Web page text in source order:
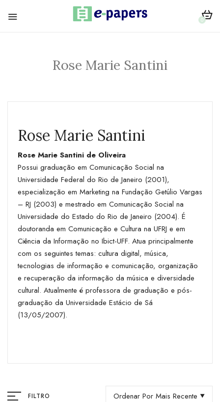
0
Rose Marie Santini
Rose Marie Santini
Rose Marie Santini de Oliveira
Possui graduação em Comunicação Social na
Universidade Federal do Rio de Janeiro (2001),
especialização em Marketing na Fundação Getúlio Vargas
– RJ (2003) e mestrado em Comunicação Social na
Universidade do Estado do Rio de Janeiro (2004). É
doutoranda em Comunicação e Cultura na UFRJ e em
Ciência da Informação no Ibict-UFF. Atua principalmente
com os seguintes temas: cultura digital, música,
tecnologias de informação e comunicação, organização
e recuperação da informação da música e diversidade
cultural. Atualmente é professora de graduação e pós-
graduação da Universidade Estácio de Sá
(13/05/2007).
FILTRO Ordenar Por Mais Recente